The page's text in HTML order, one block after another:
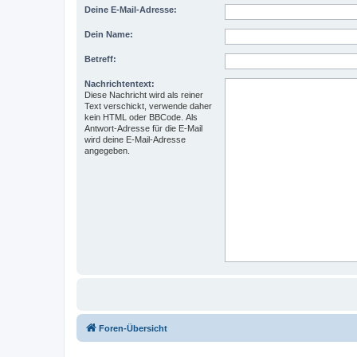
Deine E-Mail-Adresse:
Dein Name:
Betreff:
Nachrichtentext:
Diese Nachricht wird als reiner
Text verschickt, verwende daher
kein HTML oder BBCode. Als
Antwort-Adresse für die E-Mail
wird deine E-Mail-Adresse
angegeben.
Foren-Übersicht